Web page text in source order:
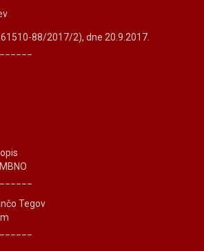
88/2017/2), dne 20.9.2017.
Tegov